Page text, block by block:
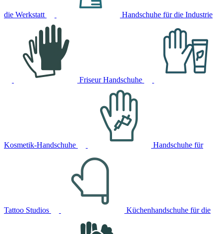
die Werkstatt Handschuhe für die Industrie
Friseur Handschuhe
Kosmetik-Handschuhe Handschuhe für
Tattoo Studios Küchenhandschuhe für die